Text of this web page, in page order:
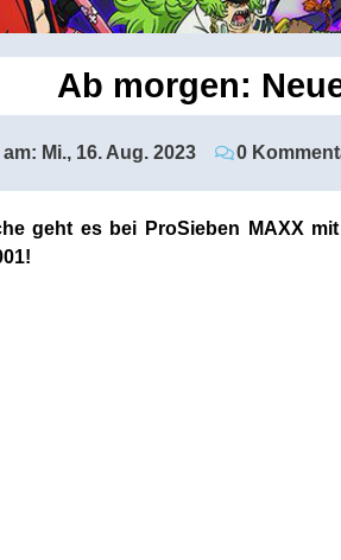
Ab morgen:
Mi., 16. Aug. 2023 0
geht es bei ProSieben MAXX